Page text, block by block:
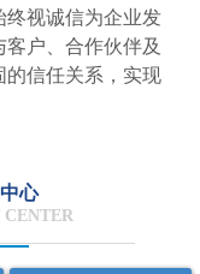
终视诚信为企业发
户、合作伙伴及
的信任关系，实现
心
CENTER